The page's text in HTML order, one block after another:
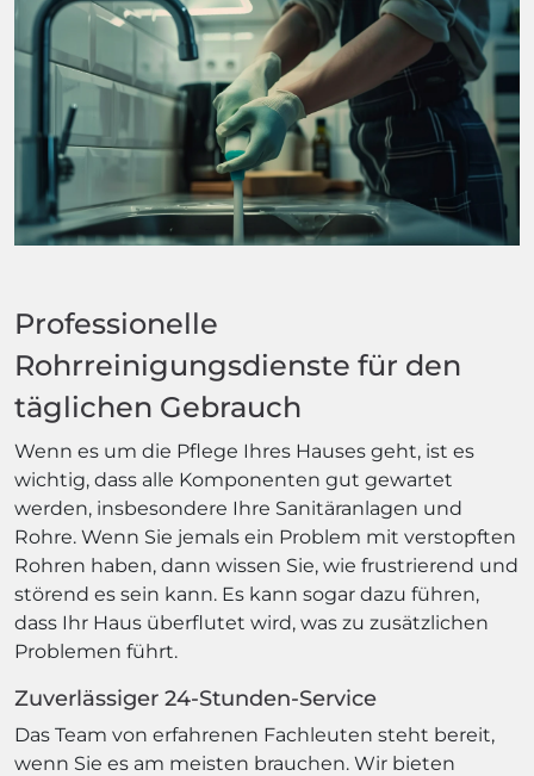
Professionelle
Rohrreinigungsdienste für den
täglichen Gebrauch
Wenn es um die Pflege Ihres Hauses geht, ist es
wichtig, dass alle Komponenten gut gewartet
werden, insbesondere Ihre Sanitäranlagen und
Rohre. Wenn Sie jemals ein Problem mit verstopften
Rohren haben, dann wissen Sie, wie frustrierend und
störend es sein kann. Es kann sogar dazu führen,
dass Ihr Haus überflutet wird, was zu zusätzlichen
Problemen führt.
Zuverlässiger 24-Stunden-Service
Das Team von erfahrenen Fachleuten steht bereit,
wenn Sie es am meisten brauchen. Wir bieten